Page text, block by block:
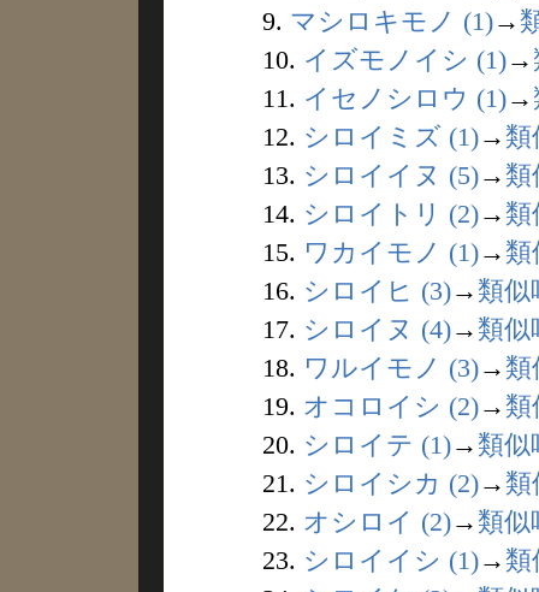
9. マシロキモノ (1)→
10. イズモノイシ (1)→
11. イセノシロウ (1)→
12. シロイミズ (1)→ 類
13. シロイイヌ (5)→ 類
14. シロイトリ (2)→ 類
15. ワカイモノ (1)→ 類
16. シロイヒ (3)→ 類似
17. シロイヌ (4)→ 類似
18. ワルイモノ (3)→ 類
19. オコロイシ (2)→ 類
20. シロイテ (1)→ 類似
21. シロイシカ (2)→ 類
22. オシロイ (2)→ 類似
23. シロイイシ (1)→ 類